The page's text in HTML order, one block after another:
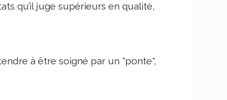
qu’il juge supérieurs en qualité,
à être soigné par un "ponte",